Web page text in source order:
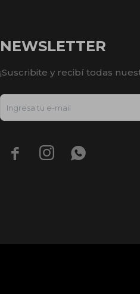
NEWSLETTER
¡Suscribite y recibí todas
  